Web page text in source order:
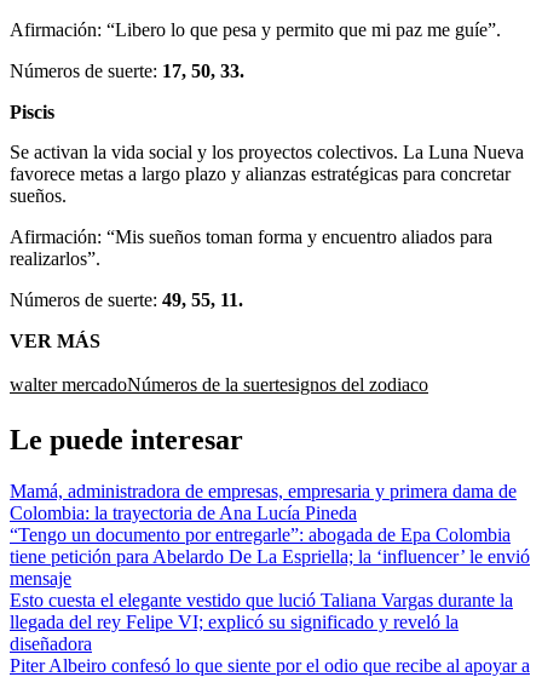
Afirmación: “Libero lo que pesa y permito que mi paz me guíe”.
Números de suerte: 17, 50, 33.
Piscis
Se activan la vida social y los proyectos colectivos. La Luna Nueva
favorece metas a largo plazo y alianzas estratégicas para concretar
sueños.
Afirmación: “Mis sueños toman forma y encuentro aliados para
realizarlos”.
Números de suerte: 49, 55, 11.
VER MÁS
walter mercadoNúmeros de la suertesignos del zodiaco
Le puede interesar
Mamá, administradora de empresas, empresaria y primera dama de
Colombia: la trayectoria de Ana Lucía Pineda
“Tengo un documento por entregarle”: abogada de Epa Colombia
tiene petición para Abelardo De La Espriella; la ‘influencer’ le envió
mensaje
Esto cuesta el elegante vestido que lució Taliana Vargas durante la
llegada del rey Felipe VI; explicó su significado y reveló la
diseñadora
Piter Albeiro confesó lo que siente por el odio que recibe al apoyar a